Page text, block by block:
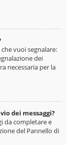
vuoi segnalare:
dei
necessaria per la
dei messaggi?
da completare e
del Pannello di